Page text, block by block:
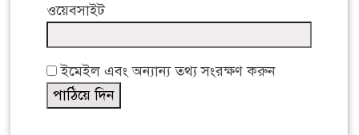
ওয়েবসাইট
ইমেইল এবং অন্যান্য তথ্য সংরক্ষণ করুন